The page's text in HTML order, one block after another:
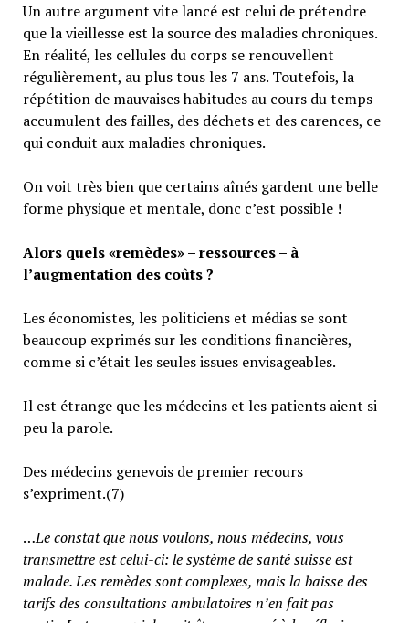
Un autre argument vite lancé est celui de prétendre
que la vieillesse est la source des maladies chroniques.
En réalité, les cellules du corps se renouvellent
régulièrement, au plus tous les 7 ans. Toutefois, la
répétition de mauvaises habitudes au cours du temps
accumulent des failles, des déchets et des carences, ce
qui conduit aux maladies chroniques.
On voit très bien que certains aînés gardent une belle
forme physique et mentale, donc c’est possible !
Alors quels «remèdes» – ressources – à
l’augmentation des coûts ?
Les économistes, les politiciens et médias se sont
beaucoup exprimés sur les conditions financières,
comme si c’était les seules issues envisageables.
Il est étrange que les médecins et les patients aient si
peu la parole.
Des médecins genevois de premier recours
s’expriment.(7)
…Le constat que nous voulons, nous médecins, vous
transmettre est celui-ci: le système de santé suisse est
malade. Les remèdes sont complexes, mais la baisse des
tarifs des consultations ambulatoires n’en fait pas